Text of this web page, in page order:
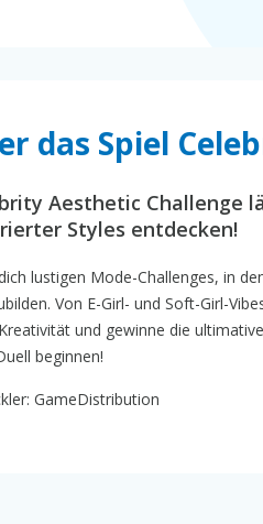
das Spiel
Aesthetic Challenge
Styles entdecken!
lustigen Mode-Challenges, in
Von E-Girl- und Soft-Girl-
und gewinne die
beginnen!
GameDistribution